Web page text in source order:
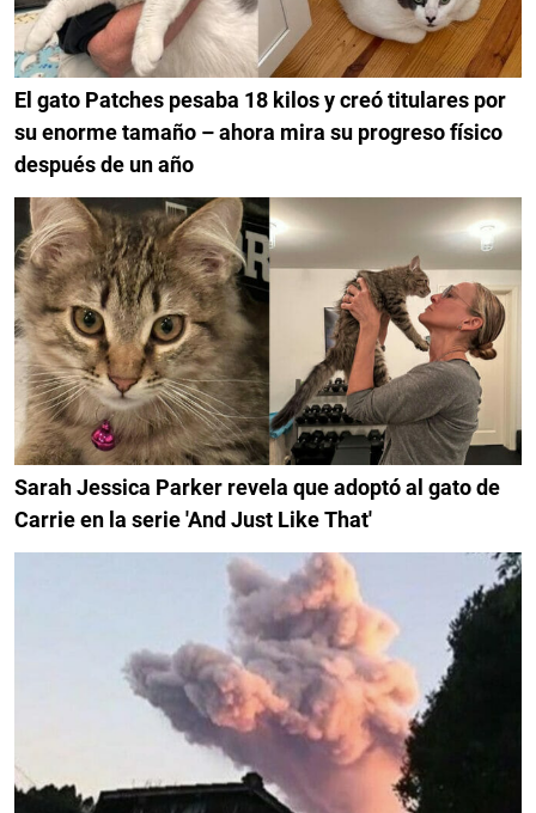
El gato Patches pesaba 18 kilos y creó titulares por
su enorme tamaño – ahora mira su progreso físico
después de un año
Sarah Jessica Parker revela que adoptó al gato de
Carrie en la serie 'And Just Like That'